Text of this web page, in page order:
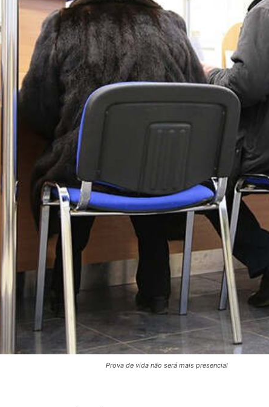
Prova de vida não será mais presencial